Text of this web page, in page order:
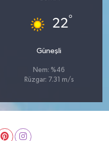
22°
Güneşli
Nem: %46
Rüzgar: 7.31 m/s